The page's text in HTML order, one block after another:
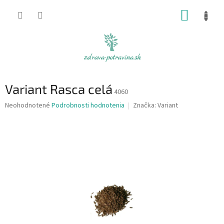
Variant Rasca celá 4060
Priemerné
Neohodnotené Podrobnosti hodnotenia Značka: Variant